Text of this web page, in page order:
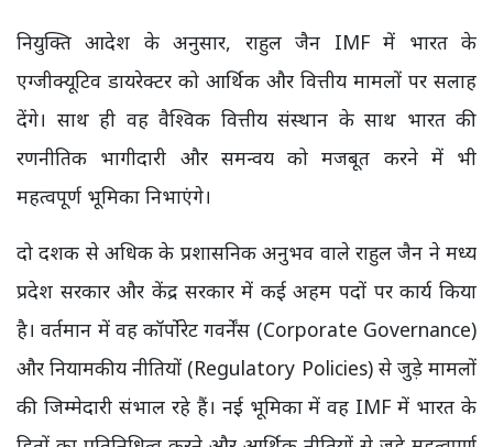
नियुक्ति आदेश के अनुसार, राहुल जैन IMF में भारत के
एग्जीक्यूटिव डायरेक्टर को आर्थिक और वित्तीय मामलों पर सलाह
देंगे। साथ ही वह वैश्विक वित्तीय संस्थान के साथ भारत की
रणनीतिक भागीदारी और समन्वय को मजबूत करने में भी
महत्वपूर्ण भूमिका निभाएंगे।
दो दशक से अधिक के प्रशासनिक अनुभव वाले राहुल जैन ने मध्य
प्रदेश सरकार और केंद्र सरकार में कई अहम पदों पर कार्य किया
है। वर्तमान में वह कॉर्पोरेट गवर्नेंस (Corporate Governance)
और नियामकीय नीतियों (Regulatory Policies) से जुड़े मामलों
की जिम्मेदारी संभाल रहे हैं। नई भूमिका में वह IMF में भारत के